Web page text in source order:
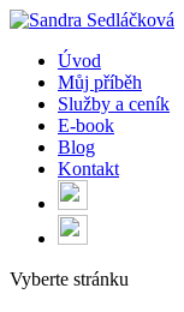
Úvod
Můj příběh
Služby a ceník
E-book
Blog
Kontakt
Vyberte stránku